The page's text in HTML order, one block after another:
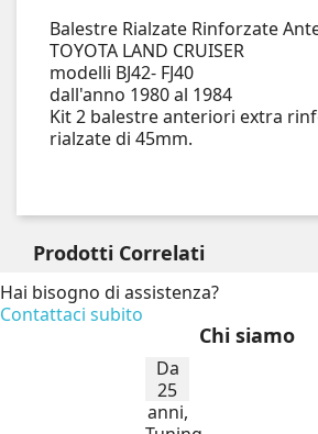
Balestre Rialzate Rinforzate
TOYOTA LAND CRUISER
modelli BJ42- FJ40
dall'anno 1980 al 1984
Kit 2 balestre anteriori extra
rialzate di 45mm.
Prodotti Correlati
Hai bisogno di assistenza?
Contattaci subito
Chi siamo
Da
25
anni,